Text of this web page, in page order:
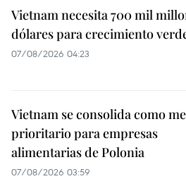
Vietnam necesita 700 mil
dólares para crecimiento
07/08/2026 04:23
Vietnam se consolida como
prioritario para empresas
alimentarias de Polonia
07/08/2026 03:59